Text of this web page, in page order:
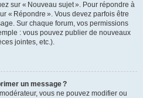
sur « Nouveau sujet ». Pour répondre à
« Répondre ». Vous devez parfois être
Sur chaque forum, vos permissions
: vous pouvez publier de nouveaux
jointes, etc.).
un message ?
vous ne pouvez modifier ou